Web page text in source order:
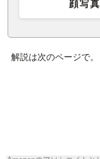
顔写
解説は次のページで。